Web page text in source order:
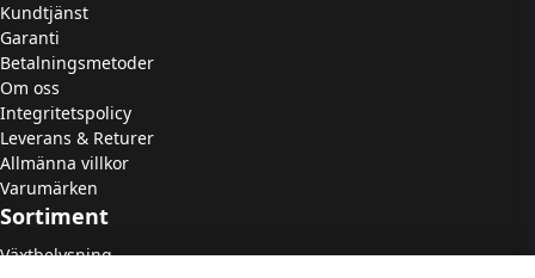
Kundtjänst
Garanti
Betalningsmetoder
Om oss
Integritetspolicy
Leverans & Returer
Allmänna villkor
Varumärken
Sortiment
Växtbelysning